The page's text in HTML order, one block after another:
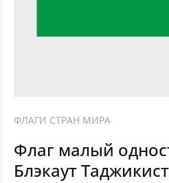
ФЛАГИ СТРАН МИРА
Флаг малый
Блэкаут